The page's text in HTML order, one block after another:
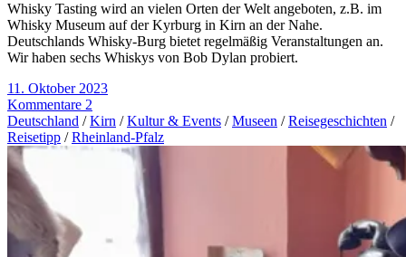
Whisky Tasting wird an vielen Orten der Welt angeboten, z.B. im
Whisky Museum auf der Kyrburg in Kirn an der Nahe.
Deutschlands Whisky-Burg bietet regelmäßig Veranstaltungen an.
Wir haben sechs Whiskys von Bob Dylan probiert.
11. Oktober 2023
Kommentare 2
Deutschland /Kirn /Kultur & Events /Museen /Reisegeschichten /
Reisetipp /Rheinland-Pfalz